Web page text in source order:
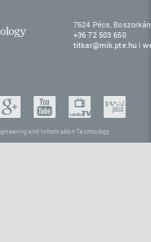
7624 Pécs,
+36 72 503 650
titkar@mik.pte.hu |
and Information Technology